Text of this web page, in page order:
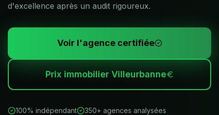
d'excellence après un audit rigoureux.
Voir l'agence certifiée
Prix immobilier Villeurbanne
100% indépendant
350+ agences analysées